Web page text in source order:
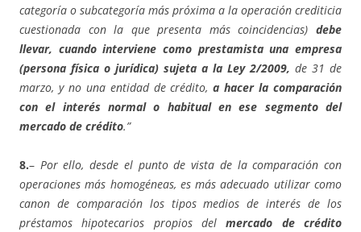
categoría o subcategoría más próxima a la operación crediticia
cuestionada con la que presenta más coincidencias) debe
llevar, cuando interviene como prestamista una empresa
(persona física o jurídica) sujeta a la Ley 2/2009, de 31 de
marzo, y no una entidad de crédito,a hacer la comparación
con el interés normal o habitual en ese segmento del
mercado de crédito.”
8.– Por ello, desde el punto de vista de la comparación con
operaciones más homogéneas, es más adecuado utilizar como
canon de comparación los tipos medios de interés de los
préstamos hipotecarios propios delmercado de crédito